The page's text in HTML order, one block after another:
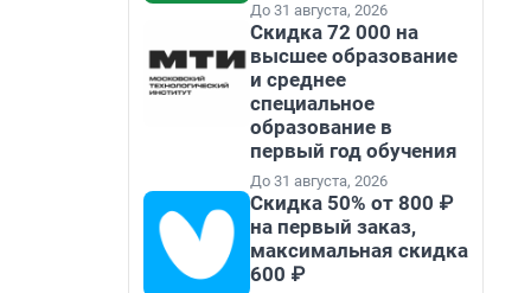
До 31 августа, 2026
Скидка 72 000 на
высшее образование
и среднее
специальное
образование в
первый год обучения
До 31 августа, 2026
Скидка 50% от 800 ₽
на первый заказ,
максимальная скидка
600 ₽